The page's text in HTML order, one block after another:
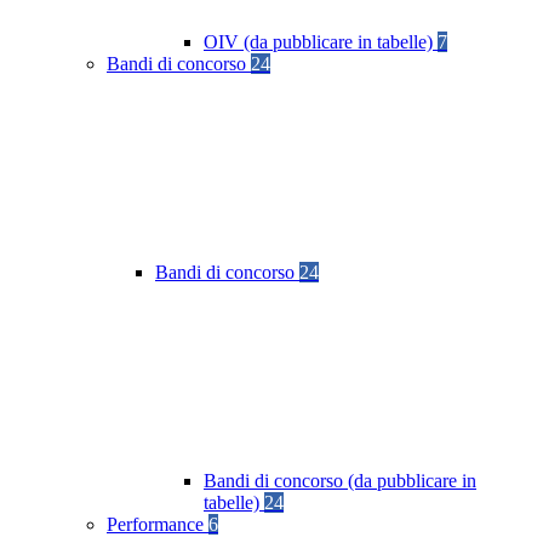
OIV (da pubblicare in tabelle) 7
Bandi di concorso 24
Bandi di concorso 24
Bandi di concorso (da pubblicare in
tabelle) 24
Performance 6